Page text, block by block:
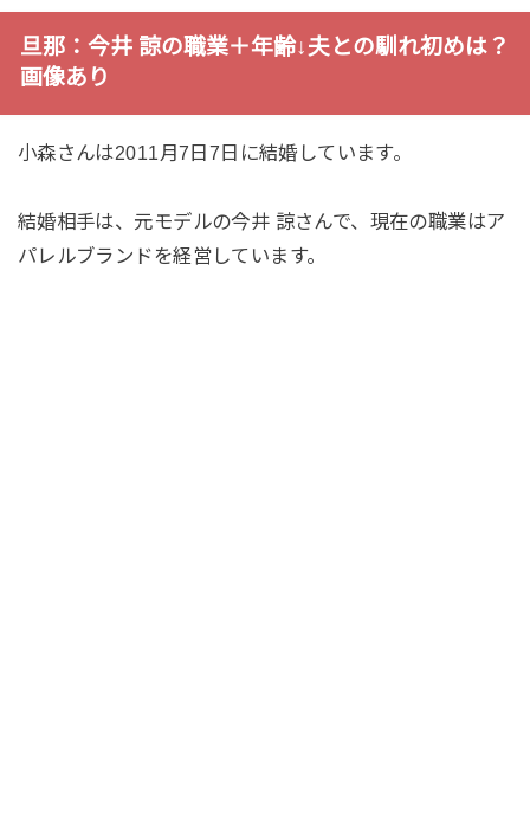
旦那：今井 諒の職業＋年齢↓夫との馴れ初めは？
画像あり
小森さんは2011月7日7日に結婚しています。
結婚相手は、元モデルの今井 諒さんで、現在の職業はア
パレルブランドを経営しています。